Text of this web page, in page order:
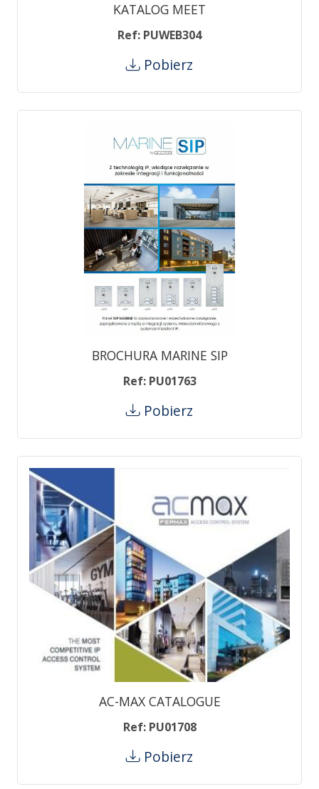
KATALOG MEET
Ref: PUWEB304
Pobierz
BROCHURA MARINE SIP
Ref: PU01763
Pobierz
AC-MAX CATALOGUE
Ref: PU01708
Pobierz